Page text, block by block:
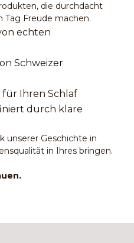
die durchdacht
Tag Freude machen.
echten
Schweizer
Ihren Schlaf
durch klare
unserer Geschichte in
in Ihres bringen.